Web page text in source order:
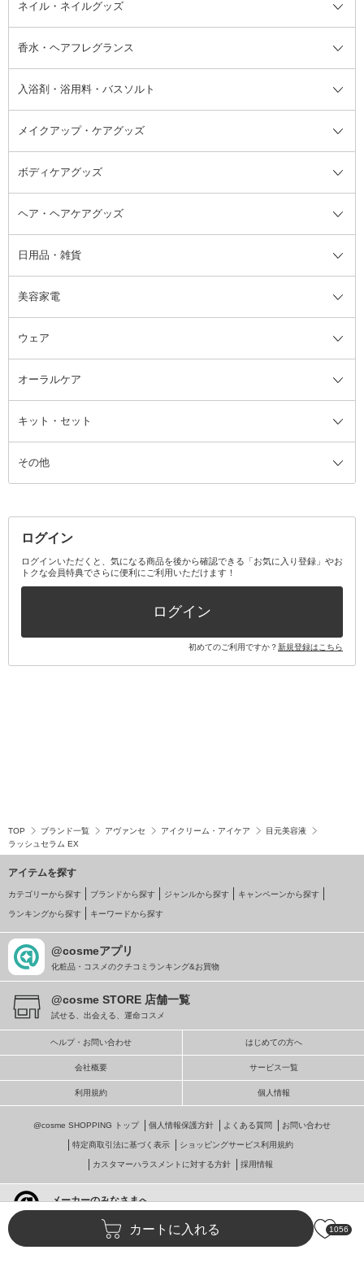
カートに入れる 1056
洗い流すパック・マスク
リップクリーム・リップケア
顔用マッサージ料
チーク
ハイライト・シェーディング
バストケア
ネイルケア
脱毛・除毛ケア
ヘアスタイリング剤
頭皮ケア・育毛剤
その他シャンプー・ヘアケア・ヘ
アスタイリング
サンオイル・タンニング
その他日焼け対策・UVケア
て
フット用デオドラント・制汗剤・
汗ケア
ネイル・ネイルグッズ
ネイル・ネイルグッズ全て
ジェルネイル
リムーバー・除光液
香水・ヘアフレグランス
香水・ヘアフレグランス全て
フレグランスミスト
その他香水・ヘアフレグランス
入浴剤・浴用料・バスソルト
入浴剤・浴用料・バスソルト全て
バスソルト
メイクアップ・ケアグッズ
メイクアップ・ケアグッズ全て
コットン・綿棒
洗顔グッズ
ブラシ・チップ
ツィザー・毛抜き
カミソリ
ファンデーション・パウダーケー
ス
ミラー・鏡
ボディケアグッズ
ボディケアグッズ全て
マッサージ・ボディケアグッズ
かかと・角質ケアグッズ
絆創膏
ヘア・ヘアケアグッズ
ヘア・ヘアケアグッズ全て
ヘアゴム
ヘアバンド
ヘッドマッサージブラシ
日用品・雑貨
日用品・雑貨全て
柔軟剤
ルームフレグランス・ディフュー
ザー
アロマキャンドル
消臭剤・芳香剤
美容家電
美容家電全て
ボディケア美容家電
その他美容家電
ウェア
ウェア全て
レッグウェア
オーラルケア
オーラルケア全て
歯ブラシ
その他オーラルケア
キット・セット
キット・セット全て
ボディケアキット
その他キット・セット
その他
ログイン
ログインいただくと、気になる商品を後から確認できる「お気に入り登録」やお
トクな会員特典でさらに便利にご利用いただけます！
ログイン
初めてのご利用ですか？新規登録はこちら
TOP ブランド一覧 アヴァンセ アイクリーム・アイケア
目元美容液
ラッシュセラム EX
アイテムを探す
カテゴリーから探す ブランドから探す ジャンルから探す キャンペーンから探す
ランキングから探す キーワードから探す
@cosmeアプリ
化粧品・コスメのクチコミランキング&お買物
@cosme STORE 店舗一覧
試せる、出会える、運命コスメ
ヘルプ・お問い合わせ はじめての方へ
会社概要 サービス一覧
利用規約 個人情報
@cosme SHOPPING トップ 個人情報保護方針 よくある質問 お問い合わせ
特定商取引法に基づく表示 ショッピングサービス利用規約
カスタマーハラスメントに対する方針 採用情報
メーカーのみなさまへ